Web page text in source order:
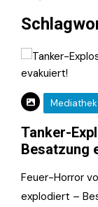
Mediathek
Tanker-
Besatzung
Feuer-Horror
explodiert –